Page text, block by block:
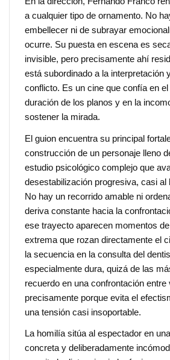
a cualquier tipo de ornamento. No
embellecer ni de subrayar
ocurre. Su puesta en escena es
invisible, pero precisamente ahí
está subordinado a la interpretación
conflicto. Es un cine que confía en
duración de los planos y en la
sostener la mirada.
El guion encuentra su principal
construcción de un personaje lleno
estudio psicológico complejo que
desestabilización progresiva, casi al
No hay un recorrido amable ni
deriva constante hacia la
ese trayecto aparecen momentos
extrema que rozan directamente el
la secuencia en la consulta del
especialmente dura, quizá de las
recuerdo en una confrontación
precisamente porque evita el
una tensión casi insoportable.
La homilía sitúa al espectador en
concreta y deliberadamente